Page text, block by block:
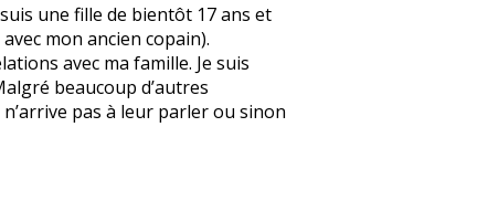
une fille de bientôt 17 ans et
mon ancien copain).
avec ma famille. Je suis
beaucoup d’autres
pas à leur parler ou sinon